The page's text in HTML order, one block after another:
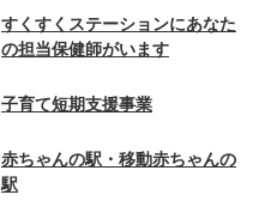
すくすくステーションにあなた
の担当保健師がいます
子育て短期支援事業
赤ちゃんの駅・移動赤ちゃんの
駅